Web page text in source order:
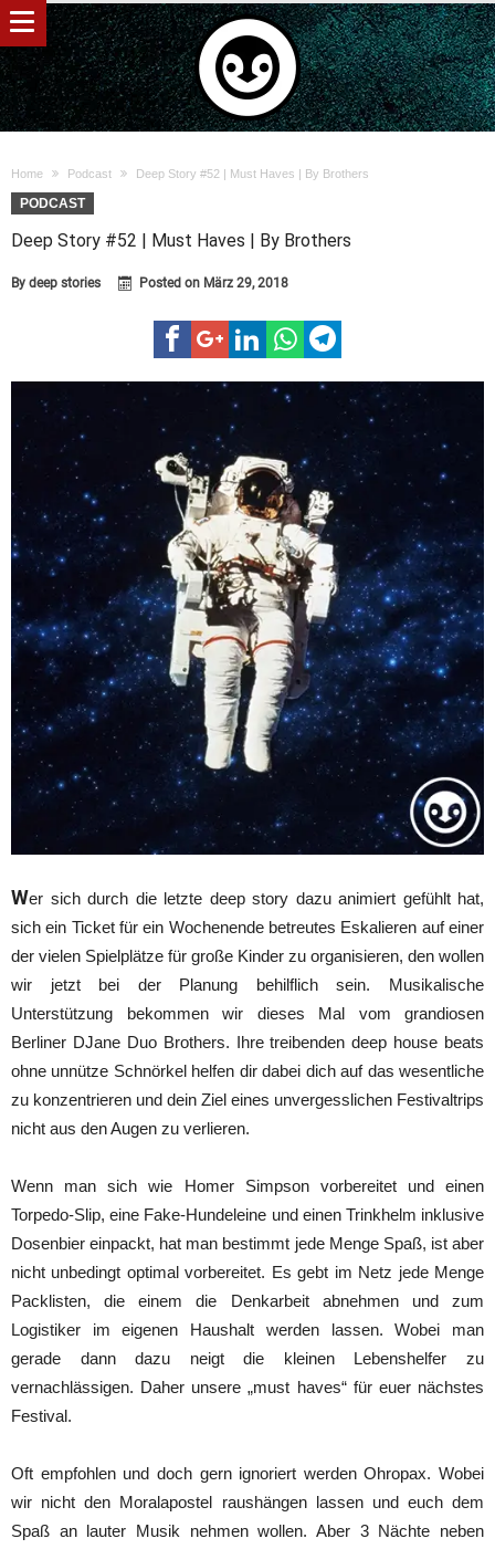
Home Podcast Deep Story #52 | Must Haves | By Brothers
PODCAST
Deep Story #52 | Must Haves | By Brothers
By deep stories Posted on März 29, 2018
Wer sich durch die letzte deep story dazu animiert gefühlt hat,
sich ein Ticket für ein Wochenende betreutes Eskalieren auf einer
der vielen Spielplätze für große Kinder zu organisieren, den wollen
wir jetzt bei der Planung behilflich sein. Musikalische
Unterstützung bekommen wir dieses Mal vom grandiosen
Berliner DJane Duo Brothers. Ihre treibenden deep house beats
ohne unnütze Schnörkel helfen dir dabei dich auf das wesentliche
zu konzentrieren und dein Ziel eines unvergesslichen Festivaltrips
nicht aus den Augen zu verlieren.
Wenn man sich wie Homer Simpson vorbereitet und einen
Torpedo-Slip, eine Fake-Hundeleine und einen Trinkhelm inklusive
Dosenbier einpackt, hat man bestimmt jede Menge Spaß, ist aber
nicht unbedingt optimal vorbereitet. Es gebt im Netz jede Menge
Packlisten, die einem die Denkarbeit abnehmen und zum
Logistiker im eigenen Haushalt werden lassen. Wobei man
gerade dann dazu neigt die kleinen Lebenshelfer zu
vernachlässigen. Daher unsere „must haves“ für euer nächstes
Festival.
Oft empfohlen und doch gern ignoriert werden Ohropax. Wobei
wir nicht den Moralapostel raushängen lassen und euch dem
Spaß an lauter Musik nehmen wollen. Aber 3 Nächte neben